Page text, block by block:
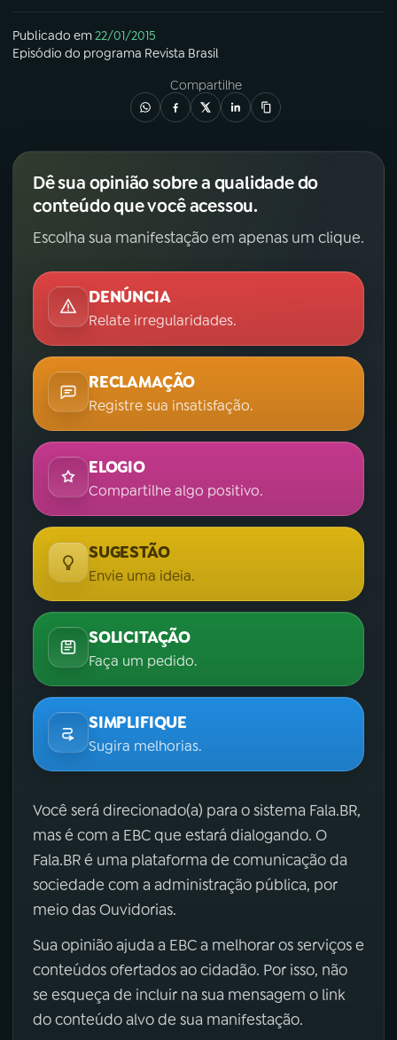
Publicado em22/01/2015
Episódio do programa Revista Brasil
Compartilhe
Dê sua opinião sobre a qualidade do
conteúdo que você acessou.
Escolha sua manifestação em apenas um clique.
DENÚNCIA
Relate irregularidades.
RECLAMAÇÃO
Registre sua insatisfação.
ELOGIO
Compartilhe algo positivo.
SUGESTÃO
Envie uma ideia.
SOLICITAÇÃO
Faça um pedido.
SIMPLIFIQUE
Sugira melhorias.
Você será direcionado(a) para o sistema Fala.BR,
mas é com a EBC que estará dialogando. O
Fala.BR é uma plataforma de comunicação da
sociedade com a administração pública, por
meio das Ouvidorias.
Sua opinião ajuda a EBC a melhorar os serviços e
conteúdos ofertados ao cidadão. Por isso, não
se esqueça de incluir na sua mensagem o link
do conteúdo alvo de sua manifestação.